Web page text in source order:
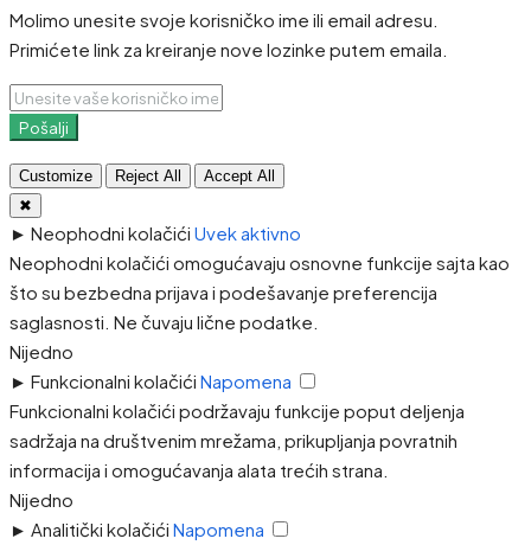
Molimo unesite svoje korisničko ime ili email adresu.
Primićete link za kreiranje nove lozinke putem emaila.
Pošalji
Customize Reject All
Accept All
✖
► Neophodni kolačići Uvek aktivno
Neophodni kolačići omogućavaju osnovne funkcije sajta kao
što su bezbedna prijava i podešavanje preferencija
saglasnosti. Ne čuvaju lične podatke.
Nijedno
► Funkcionalni kolačići Napomena
Funkcionalni kolačići podržavaju funkcije poput deljenja
sadržaja na društvenim mrežama, prikupljanja povratnih
informacija i omogućavanja alata trećih strana.
Nijedno
► Analitički kolačići Napomena